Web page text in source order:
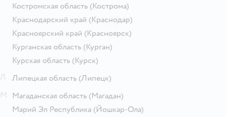
Костромская область (Кострома)
Краснодарский край (Краснодар)
Красноярский край (Красноярск)
Курганская область (Курган)
Курская область (Курск)
Липецкая область (Липецк)
Магаданская область (Магадан)
Марий Эл Республика (Йошкар-Ола)